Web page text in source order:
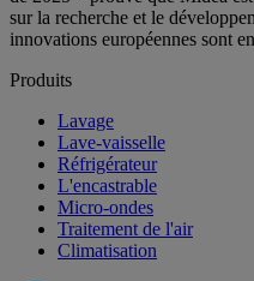
sur la recherche et le
innovations européennes sont
Produits
Lavage
Lave-vaisselle
Réfrigérateur
L'encastrable
Micro-ondes
Traitement de l'air
Climatisation